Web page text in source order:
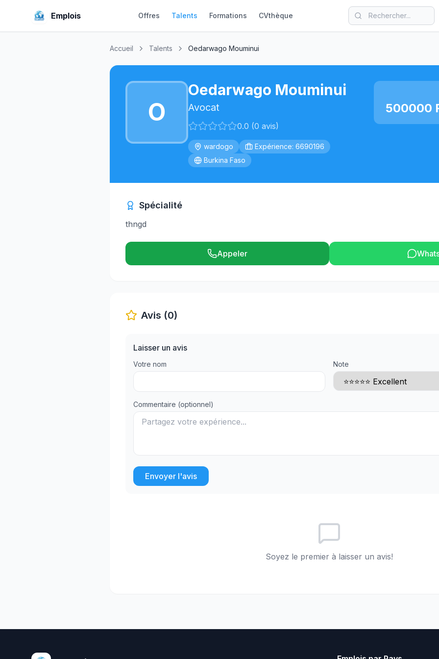
Emplois Offres Talents Formations CVthèque
Accueil Talents Oedarwago Mouminui
O
Oedarwago Mouminui
Avocat
0.0 (0 avis)
wardogo
Expérience: 6690196
Burkina Faso
500000
Spécialité
thngd
Appeler
Avis (0)
Laisser un avis
Votre nom Note
Commentaire (optionnel)
Envoyer l'avis
Soyez le premier à laisser un avis!